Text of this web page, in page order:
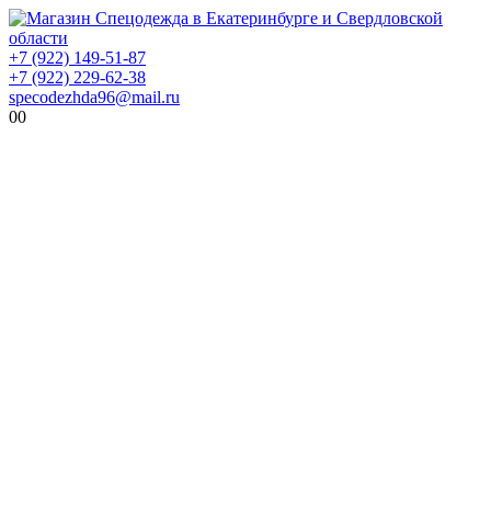
+7 (922) 149-51-87
+7 (922) 229-62-38
specodezhda96@mail.ru
00